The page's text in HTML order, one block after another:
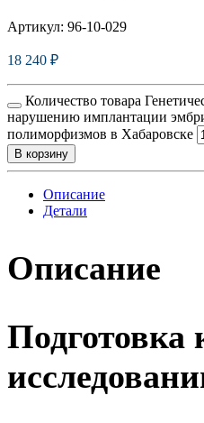
Артикул: 96-10-029
18 240 ₽
Количество товара
нарушению имплантации
полиморфизмов в Хабаровске
В корзину
Описание
Детали
Описание
Подготовка